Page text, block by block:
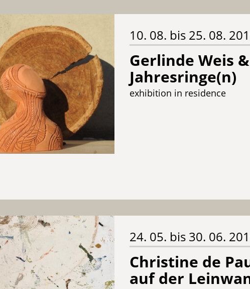
10. 08. bis 25. 08.
Gerlinde Weis
Jahresringe(n)
exhibition in residence
24. 05. bis 30. 06.
Christine de
auf der